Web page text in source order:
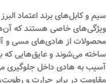
سیم و کابل‌های برند اعتماد
ویژگی‌های خاصی هستند که آن‌ها
محصولات از هادی‌های مسی و
ساخته می‌شوند و عایق‌هایی که
آسیب به هادی داخل جلوگیری
مقاومت در برابر حرارت و